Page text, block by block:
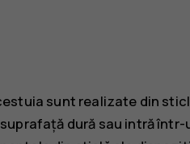
sunt realizate din
dură sau intră